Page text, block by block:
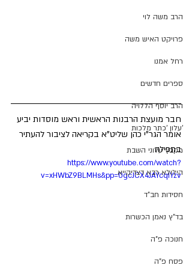
הרב משה לוי
פרויקט האיש משה
רחל אמנו
ספרים חדשים
הרב יוסף הללויה
'עלון 'כתר מלכות
מקבץ עלוני השבת
הילולא רבא דצדיקייא
חסידות חב"ד
בד"ץ נאמן הכשרות
חנוכה פ"ה
פסח פ"ה
חבר מועצת הרבנות הראשית וראש מוסדות יביע
אומר הגר"י כהן שליט"א בקריאה לציבור להעתיר
בתפילה
https://www.youtube.com/watch?
v=xHWbZ9BLMHs&pp=0gcJCX4JAYcqIYzv